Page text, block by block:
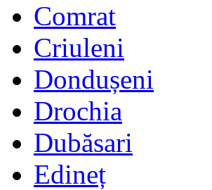
Comrat
Criuleni
Dondușeni
Drochia
Dubăsari
Edineț